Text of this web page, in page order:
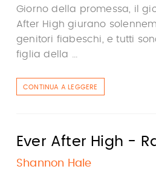
Giorno della promessa, il
After High giurano
genitori fiabeschi, e tutti
figlia della ...
CONTINUA A LEGGERE
Ever After High -
Shannon Hale